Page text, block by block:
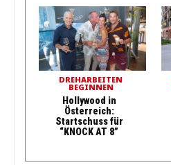
DREHARBEITEN
BEGINNEN
Hollywood in
Österreich:
Startschuss für
“KNOCK AT 8”